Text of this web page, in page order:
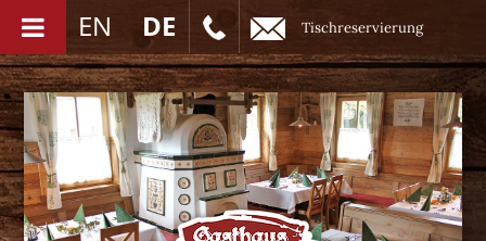
EN DE Tischreservierung